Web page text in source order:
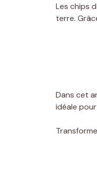
Les chips
terre.
Dans cet
idéale